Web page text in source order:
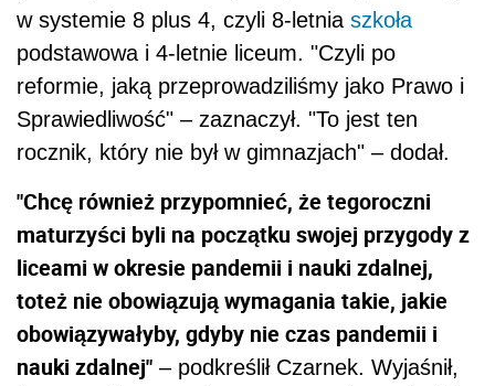
w systemie 8 plus 4, czyli 8-letnia szkoła
podstawowa i 4-letnie liceum. "Czyli po
reformie, jaką przeprowadziliśmy jako Prawo i
Sprawiedliwość" – zaznaczył. "To jest ten
rocznik, który nie był w gimnazjach" – dodał.
"Chcę również przypomnieć, że tegoroczni
maturzyści byli na początku swojej przygody z
liceami w okresie pandemii i nauki zdalnej,
toteż nie obowiązują wymagania takie, jakie
obowiązywałyby, gdyby nie czas pandemii i
nauki zdalnej" – podkreślił Czarnek. Wyjaśnił,